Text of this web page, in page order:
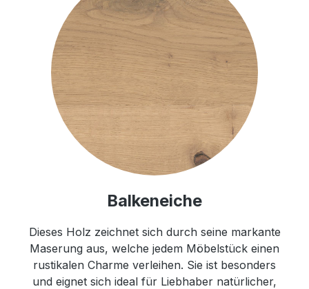
Balkeneiche
Dieses Holz zeichnet sich durch seine markante
Maserung aus, welche jedem Möbelstück einen
rustikalen Charme verleihen. Sie ist besonders
und eignet sich ideal für Liebhaber natürlicher,